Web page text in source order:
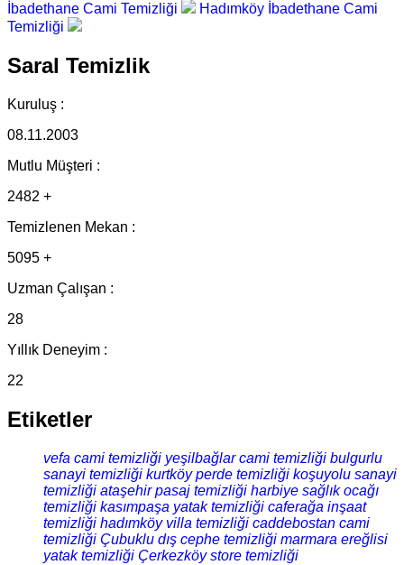
İbadethane Cami Temizliği
Hadımköy İbadethane Cami
Temizliği
Saral Temizlik
Kuruluş :
08.11.2003
Mutlu Müşteri :
2482 +
Temizlenen Mekan :
5095 +
Uzman Çalışan :
28
Yıllık Deneyim :
22
Etiketler
vefa cami temizliği yeşilbağlar cami temizliği bulgurlu
sanayi temizliği kurtköy perde temizliği koşuyolu sanayi
temizliği ataşehir pasaj temizliği harbiye sağlık ocağı
temizliği kasımpaşa yatak temizliği caferağa inşaat
temizliği hadımköy villa temizliği caddebostan cami
temizliği Çubuklu dış cephe temizliği marmara ereğlisi
yatak temizliği Çerkezköy store temizliği